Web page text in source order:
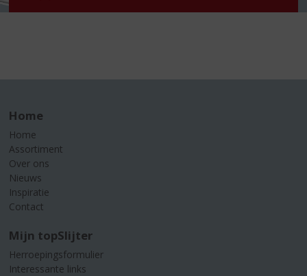
Home
Home
Assortiment
Over ons
Nieuws
Inspiratie
Contact
Mijn topSlijter
Herroepingsformulier
Interessante links